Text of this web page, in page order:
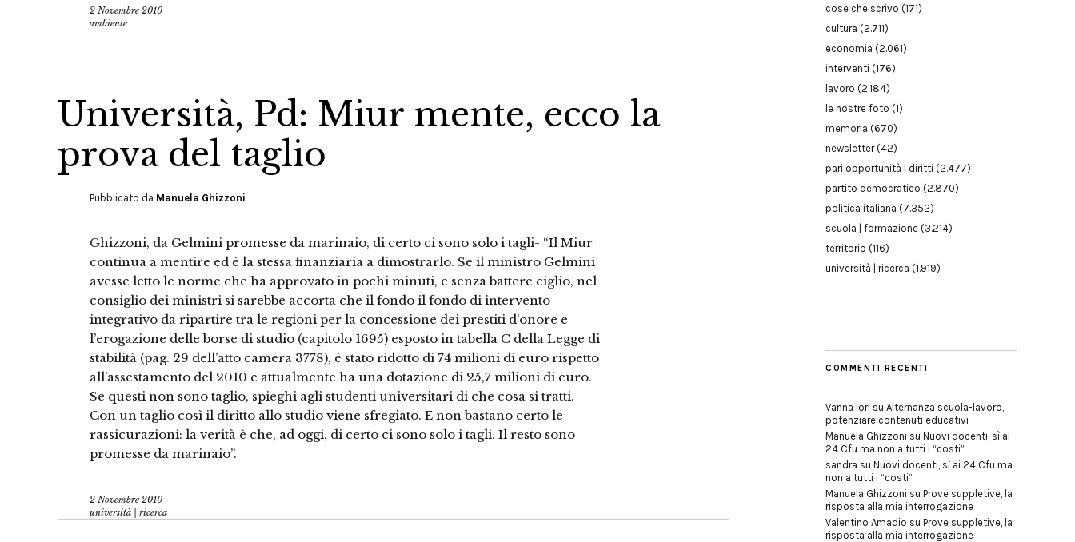
2 Novembre 2010
ambiente
Università, Pd: Miur mente, ecco la
prova del taglio
Pubblicato da Manuela Ghizzoni
Ghizzoni, da Gelmini promesse da marinaio, di certo ci sono solo i tagli- “Il Miur
continua a mentire ed è la stessa finanziaria a dimostrarlo. Se il ministro Gelmini
avesse letto le norme che ha approvato in pochi minuti, e senza battere ciglio, nel
consiglio dei ministri si sarebbe accorta che il fondo il fondo di intervento
integrativo da ripartire tra le regioni per la concessione dei prestiti d’onore e
l’erogazione delle borse di studio (capitolo 1695) esposto in tabella C della Legge di
stabilità (pag. 29 dell’atto camera 3778), è stato ridotto di 74 milioni di euro rispetto
all’assestamento del 2010 e attualmente ha una dotazione di 25,7 milioni di euro.
Se questi non sono taglio, spieghi agli studenti universitari di che cosa si tratti.
Con un taglio così il diritto allo studio viene sfregiato. E non bastano certo le
rassicurazioni: la verità è che, ad oggi, di certo ci sono solo i tagli. Il resto sono
promesse da marinaio”.
2 Novembre 2010
università | ricerca
cose che scrivo (171)
cultura (2.711)
economia (2.061)
interventi (176)
lavoro (2.184)
le nostre foto (1)
memoria (670)
newsletter(42)
pari opportunità | diritti (2.477)
partito democratico (2.870)
politica italiana (7.352)
scuola | formazione (3.214)
territorio (116)
università | ricerca (1.919)
COMMENTI RECENTI
Vanna Iori su Alternanza scuola-lavoro,
potenziare contenuti educativi
Manuela Ghizzoni su Nuovi docenti, sì ai
24 Cfu ma non a tutti i “costi”
sandra su Nuovi docenti, sì ai 24 Cfu ma
non a tutti i “costi”
Manuela Ghizzoni su Prove suppletive, la
risposta alla mia interrogazione
Valentino Amadio su Prove suppletive, la
risposta alla mia interrogazione